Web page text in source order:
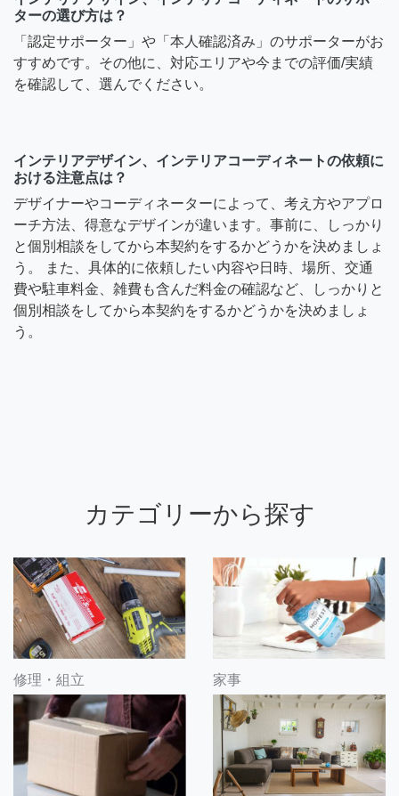
ターの選び方は？
「認定サポーター」や「本人確認済み」のサポーターがお
すすめです。その他に、対応エリアや今までの評価/実績
を確認して、選んでください。
インテリアデザイン、インテリアコーディネートの依頼に
おける注意点は？
デザイナーやコーディネーターによって、考え方やアプロ
ーチ方法、得意なデザインが違います。事前に、しっかり
と個別相談をしてから本契約をするかどうかを決めましょ
う。 また、具体的に依頼したい内容や日時、場所、交通
費や駐車料金、雑費も含んだ料金の確認など、しっかりと
個別相談をしてから本契約をするかどうかを決めましょ
う。
カテゴリーから探す
修理・組立 家事